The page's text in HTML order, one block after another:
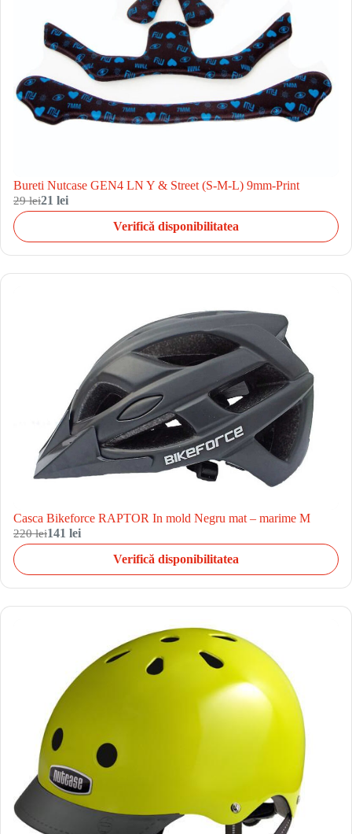
Bureti Nutcase GEN4 LN Y & Street (S-M-L) 9mm-Print
29 lei21 lei
Verifică disponibilitatea
Casca Bikeforce RAPTOR In mold Negru mat – marime M
220 lei141 lei
Verifică disponibilitatea